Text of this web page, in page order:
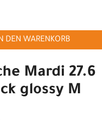
DEN WARENKORB
Mardi 27.6
glossy M